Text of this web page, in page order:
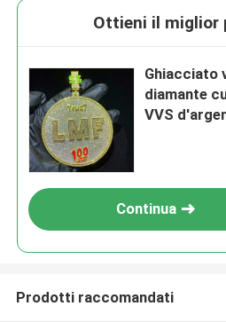
Ottieni il miglior
Ghiacciato
diamante
VVS
Continua
Prodotti raccomandati